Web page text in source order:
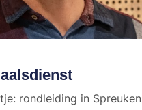
rondleiding in Spreuken